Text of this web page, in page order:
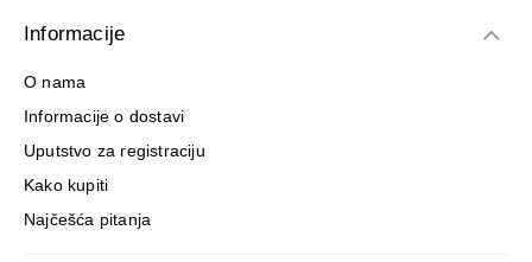
Informacije
O nama
Informacije o dostavi
Uputstvo za registraciju
Kako kupiti
Najčešća pitanja